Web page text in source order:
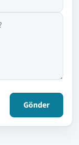
Gönder